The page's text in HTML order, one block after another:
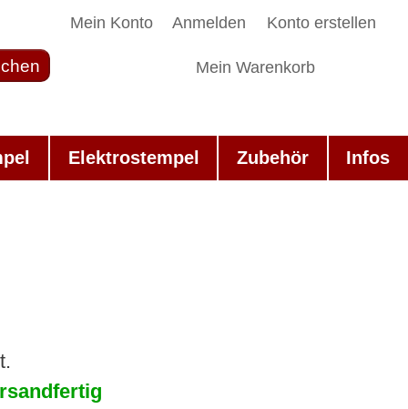
Mein Konto Anmelden Konto erstellen
Mein Warenkorb
Elektrostempel Zubehör Infos